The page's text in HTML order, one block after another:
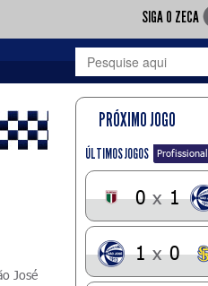
SIGA O ZECA
José
PRÓXIMO JOGO
ÚLTIMOS JOGOS Profissional
0 x 1
1 x 0